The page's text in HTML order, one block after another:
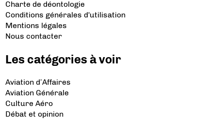
Charte de déontologie
Conditions générales d'utilisation
Mentions légales
Nous contacter
Les catégories à voir
Aviation d’Affaires
Aviation Générale
Culture Aéro
Débat et opinion